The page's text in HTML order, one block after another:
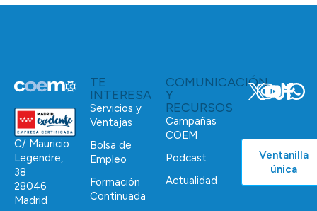
C/ Mauricio
Legendre,
38
28046
Madrid
TE
INTERESA
Servicios y
Ventajas
Bolsa de
Empleo
Formación
Continuada
COMUNICACIÓN
Y
RECURSOS
Campañas
COEM
Podcast
Actualidad
Ventanilla
única